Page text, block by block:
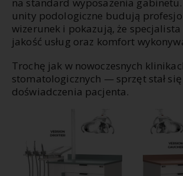
na standard wyposażenia gabinetu.
unity podologiczne budują
wizerunek i pokazują, że
jakość usług oraz komfort
Trochę jak w nowoczesnych
stomatologicznych — sprzęt stał się
doświadczenia pacjenta.